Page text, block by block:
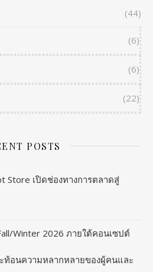
(44)
(6)
(6)
(22)
POSTS
Store เปิดช่องทางการตลาดสู่
Winter 2026 ภายใต้คอนเซปต์
ะท้อนความหลากหลายของผู้คนและ